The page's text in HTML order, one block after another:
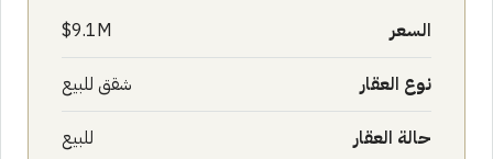
السعر 9.1M$
نوع العقار شقق للبيع
حالة العقار للبيع